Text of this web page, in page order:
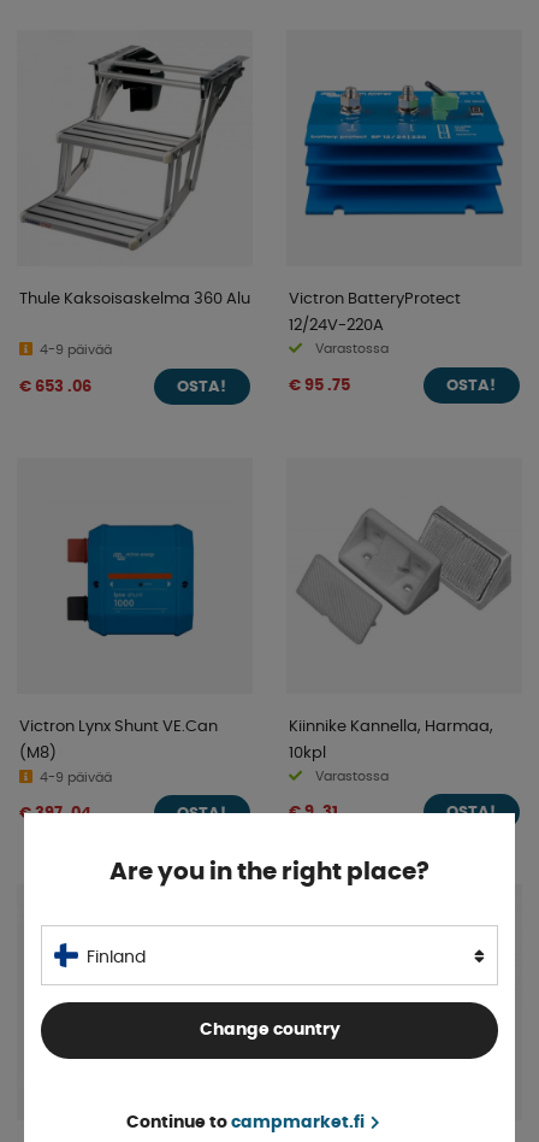
Thule Kaksoisaskelma 360 Alu
4-9 päivää
€ 653 .06 OSTA!
Victron BatteryProtect
12/24V-220A
Varastossa
€ 95 .75 OSTA!
Victron Lynx Shunt VE.Can
(M8)
4-9 päivää
€ 397 .04 OSTA!
Kiinnike Kannella, Harmaa,
10kpl
Varastossa
€ 9 .31 OSTA!
Are you in the right place?
Finland
Change country
Continue to campmarket.fi